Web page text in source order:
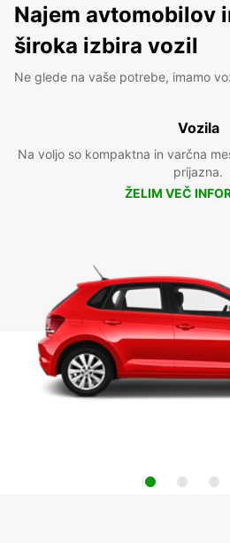
Najem avtomobilov
široka izbira vozil
Ne glede na vaše potrebe, imamo
Vozila
Na voljo so kompaktna in varčna
prijazna.
ŽELIM VEČ